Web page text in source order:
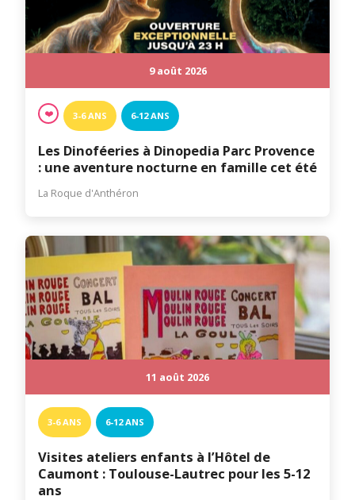
9 août 2026
❤️ 3-6 ANS 6-12 ANS
Les Dinoféeries à Dinopedia Parc Provence
: une aventure nocturne en famille cet été
La Roque d'Anthéron
11 août 2026
3-6 ANS 6-12 ANS
Visites ateliers enfants à l’Hôtel de
Caumont : Toulouse-Lautrec pour les 5-12
ans